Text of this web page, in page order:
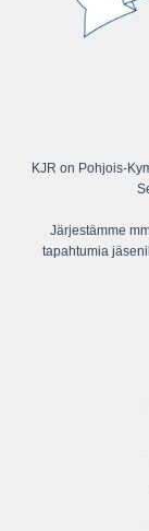
KJR on Pohjois-
Järjestämme
tapahtumia